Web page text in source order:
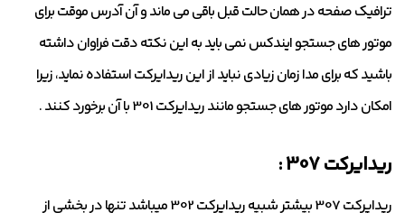
ترافیک صفحه در همان حالت قبل باقی می ماند و آن آدرس موقت برای
موتور های جستجو ایندکس نمی باید به این نکته دقت فراوان داشته
باشید که برای مدا زمان زیادی نباید از این ریدایرکت استفاده نماید، زیرا
امکان دارد موتور های جستجو مانند ریدایرکت 301 با آن برخورد کنند .
ریدایرکت 307 :
ریدایرکت 307 بیشتر شبیه ریدایرکت 302 میباشد تنها در بخشی از